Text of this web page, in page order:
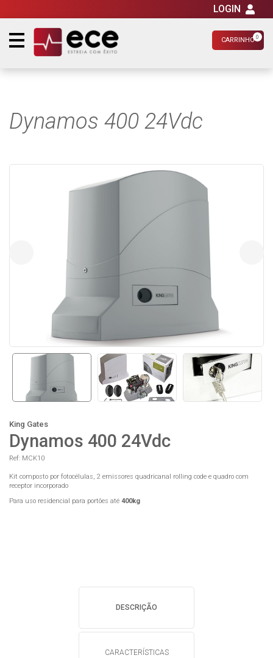
CARRINHO 0
LOGIN
Dynamos 400 24Vdc
Desbloqueio com chave
Manípulo de alumínio com
de desbloqueio personalizada
Central incorporada
garante o mais alto desempenho
King Gates
Dynamos 400 24Vdc
Ref: MCK10
Kit composto por fotocélulas, 2 emissores quadricanal rolling code e quadro com
receptor incorporado
Para uso residencial para portões até 400kg
DESCRIÇÃO
CARACTERÍSTICAS